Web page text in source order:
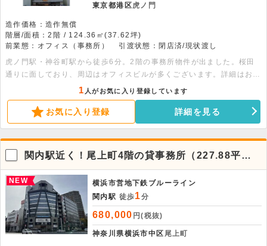
東京都港区虎ノ門
造作価格：造作無償
階層/面積：2階 / 124.36㎡(37.62坪)
前業態：オフィス（事務所）
引渡状態：閉店済/現状渡し
虎ノ門駅・神谷町駅から徒歩6分。2階の事務所物件が出ました。桜田
通りに面しており、周辺はオフィスビルが多くございます。詳細はお気
軽にお問い合わせください。※事務所のみ出店可能です
1 人がお気に入り登録しています
お気に入り登録 詳細を見る
関内駅近く！尾上町4階の貸事務所（227.88平
米）
NEW
横浜市営地下鉄ブルーライン
関内駅 徒歩1分
680,000 円(税抜)
神奈川県横浜市中区 尾上町